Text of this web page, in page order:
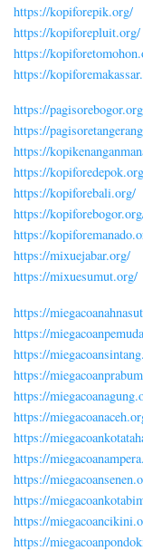
https://kopiforepik.org/
https://kopiforepluit.org/
https://
https://
https://
https://
https://
https://
https://kopiforebali.org/
https://
https://
https://mixuejabar.org/
https://mixuesumut.org/
https://
https://
https://
https://
https://
https://
https://
https://
https://
https://
https://
https://